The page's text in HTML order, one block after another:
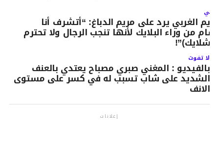
الغربي يرد على مريم الدباغ: “أتشرف أنا
من وراء البلايك لأنها تنجب الرجال ولا تحترم
لا تفوت
بالفيديو : المغني صبري مصباح يعتدي بالعنف
الشديد على شاب تسبب له في كسر على مستوى
الانف
إعلانات